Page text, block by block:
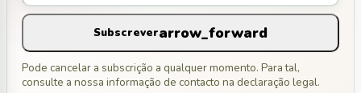
Subscreverarrow_forward
Pode cancelar a subscrição a qualquer momento. Para tal,
consulte a nossa informação de contacto na declaração legal.